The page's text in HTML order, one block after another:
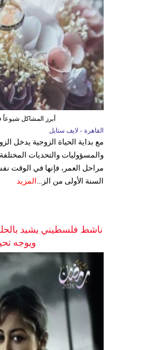
أبرز المشاكل
القاهرة - لايف ستايل
مع بداية الحياة الزوجية يدخل
والمسؤوليات والتحديات
مراحل العمر، فإنها في الوقت
السنة الأولى من الز... المزيد
ناشط فلسطيني يشيد
ويوجه